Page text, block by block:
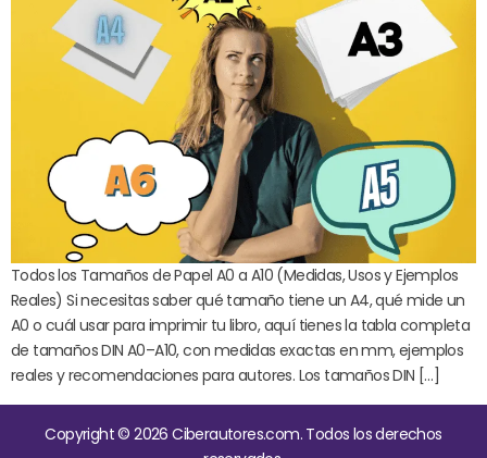
Todos los Tamaños de Papel A0 a A10 (Medidas, Usos y Ejemplos
Reales) Si necesitas saber qué tamaño tiene un A4, qué mide un
A0 o cuál usar para imprimir tu libro, aquí tienes la tabla completa
de tamaños DIN A0–A10, con medidas exactas en mm, ejemplos
reales y recomendaciones para autores. Los tamaños DIN […]
Copyright © 2026 Ciberautores.com. Todos los derechos